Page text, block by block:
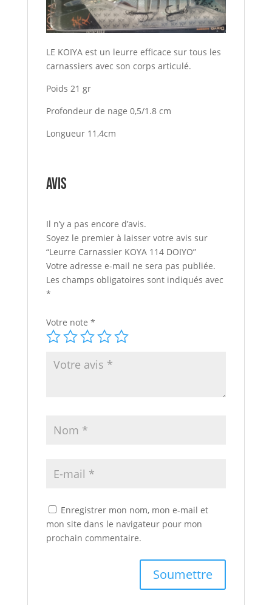
LE KOIYA est un leurre efficace sur tous les
carnassiers avec son corps articulé.
Poids 21 gr
Profondeur de nage 0,5/1.8 cm
Longueur 11,4cm
Avis
Il n’y a pas encore d’avis.
Soyez le premier à laisser votre avis sur
“Leurre Carnassier KOYA 114 DOIYO”
Votre adresse e-mail ne sera pas publiée.
Les champs obligatoires sont indiqués avec
*
Votre note *
Enregistrer mon nom, mon e-mail et
mon site dans le navigateur pour mon
prochain commentaire.